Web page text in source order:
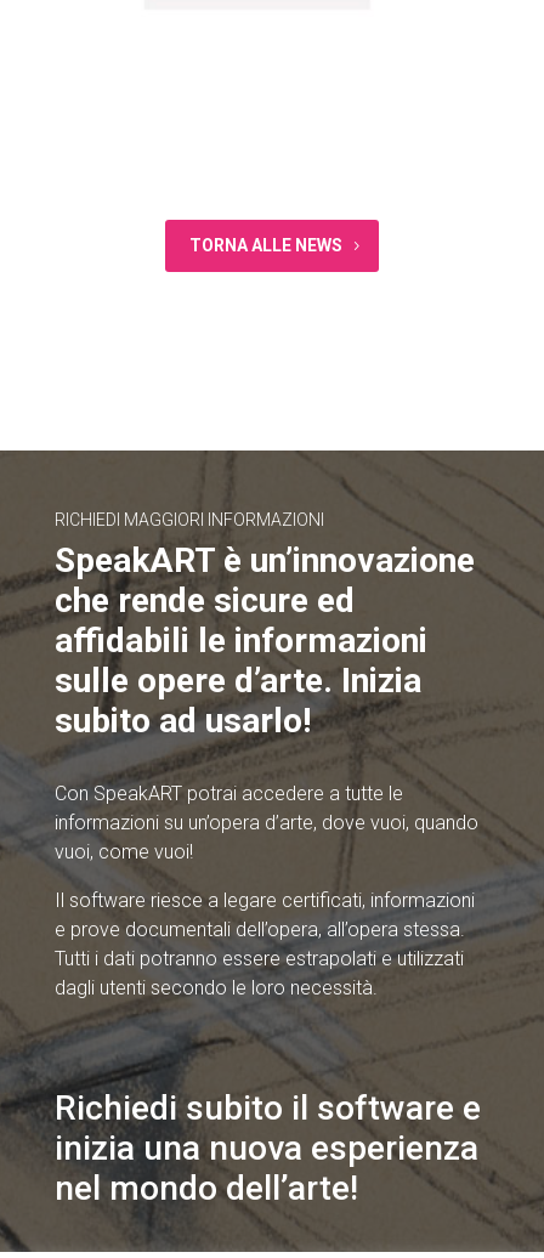
TORNA ALLE NEWS
RICHIEDI MAGGIORI INFORMAZIONI
SpeakART è un’innovazione
che rende sicure ed
affidabili le informazioni
sulle opere d’arte. Inizia
subito ad usarlo!
Con SpeakART potrai accedere a tutte le
informazioni su un’opera d’arte, dove vuoi, quando
vuoi, come vuoi!
Il software riesce a legare certificati, informazioni
e prove documentali dell’opera, all’opera stessa.
Tutti i dati potranno essere estrapolati e utilizzati
dagli utenti secondo le loro necessità.
Richiedi subito il software e
inizia una nuova esperienza
nel mondo dell’arte!